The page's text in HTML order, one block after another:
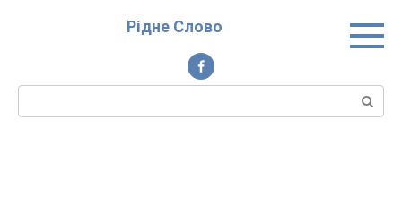
Рідне Слово
Пошук: